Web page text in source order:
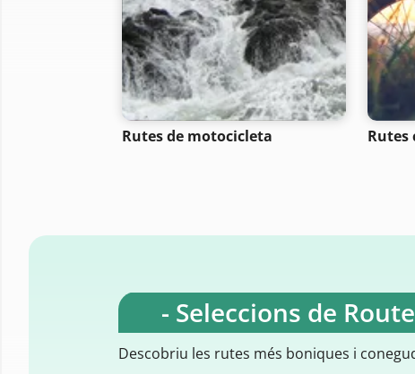
Rutes de motocicleta Rutes
- Seleccions de
Descobriu les rutes més boniques i